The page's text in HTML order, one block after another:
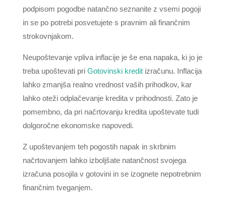
podpisom pogodbe natančno seznanite z vsemi pogoji
in se po potrebi posvetujete s pravnim ali finančnim
strokovnjakom.
Neupoštevanje vpliva inflacije je še ena napaka, ki jo je
treba upoštevati pri Gotovinski kreditizračunu. Inflacija
lahko zmanjša realno vrednost vaših prihodkov, kar
lahko oteži odplačevanje kredita v prihodnosti. Zato je
pomembno, da pri načrtovanju kredita upoštevate tudi
dolgoročne ekonomske napovedi.
Z upoštevanjem teh pogostih napak in skrbnim
načrtovanjem lahko izboljšate natančnost svojega
izračuna posojila v gotovini in se izognete nepotrebnim
finančnim tveganjem.